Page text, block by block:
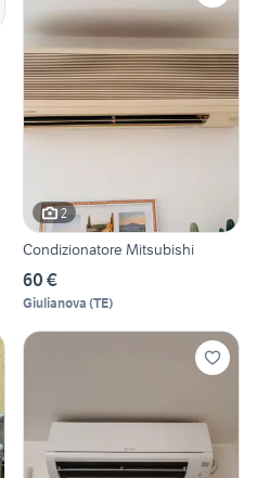
2
Condizionatore Mitsubishi
60 €
Giulianova (TE)